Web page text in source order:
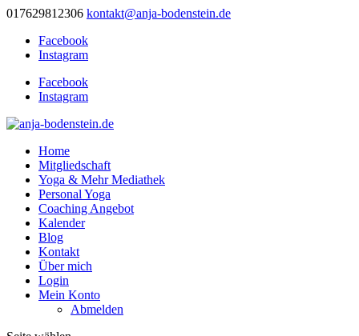
017629812306 kontakt@anja-bodenstein.de
Facebook
Instagram
Facebook
Instagram
Home
Mitgliedschaft
Yoga & Mehr Mediathek
Personal Yoga
Coaching Angebot
Kalender
Blog
Kontakt
Über mich
Login
Mein Konto
Abmelden